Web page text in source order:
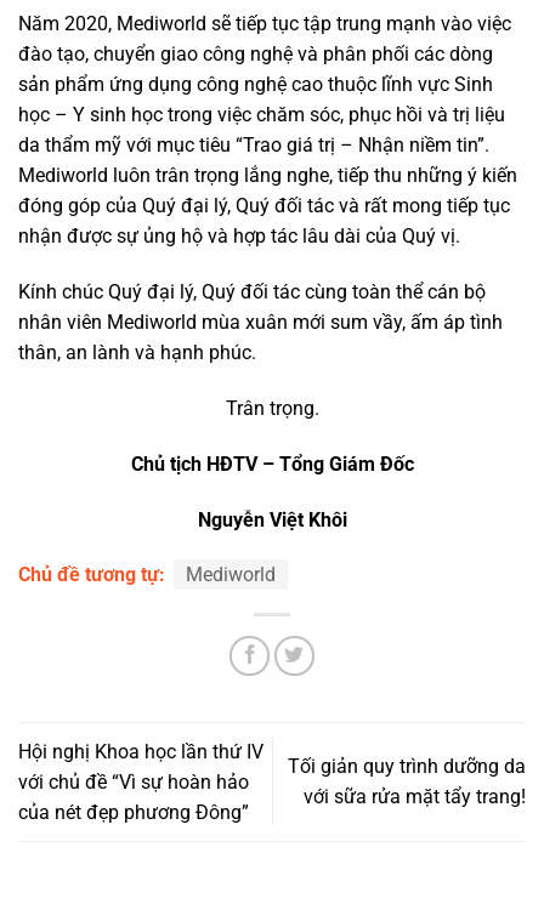
Năm 2020, Mediworld sẽ tiếp tục tập trung mạnh vào việc
đào tạo, chuyển giao công nghệ và phân phối các dòng
sản phẩm ứng dụng công nghệ cao thuộc lĩnh vực Sinh
học – Y sinh học trong việc chăm sóc, phục hồi và trị liệu
da thẩm mỹ với mục tiêu “Trao giá trị – Nhận niềm tin”.
Mediworld luôn trân trọng lắng nghe, tiếp thu những ý kiến
đóng góp của Quý đại lý, Quý đối tác và rất mong tiếp tục
nhận được sự ủng hộ và hợp tác lâu dài của Quý vị.
Kính chúc Quý đại lý, Quý đối tác cùng toàn thể cán bộ
nhân viên Mediworld mùa xuân mới sum vầy, ấm áp tình
thân, an lành và hạnh phúc.
Trân trọng.
Chủ tịch HĐTV – Tổng Giám Đốc
Nguyễn Việt Khôi
Chủ đề tương tự: Mediworld
Hội nghị Khoa học lần thứ IV
với chủ đề “Vì sự hoàn hảo
của nét đẹp phương Đông”
Tối giản quy trình dưỡng da
với sữa rửa mặt tẩy trang!